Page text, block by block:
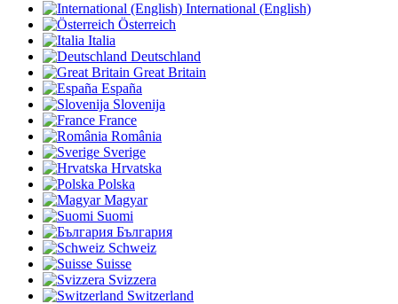
International (English)
Österreich
Italia
Deutschland
Great Britain
España
Slovenija
France
România
Sverige
Hrvatska
Polska
Magyar
Suomi
България
Schweiz
Suisse
Svizzera
Switzerland